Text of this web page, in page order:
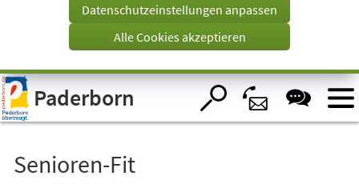
Visuelle
Assistenzsoftware
öffnen.
Tab)
Datenschutzeinstellungen anpassen
Alle Cookies akzeptieren
Paderborn
Senioren-Fit